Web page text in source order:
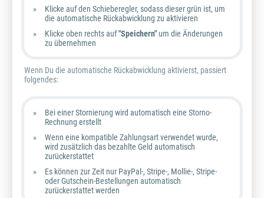
Klicke auf den Schieberegler, sodass dieser grün ist, um
die automatische Rückabwicklung zu aktivieren
Klicke oben rechts auf"Speichern" um die Änderungen
zu übernehmen
Wenn Du die automatische Rückabwicklung aktivierst, passiert
folgendes:
Bei einer Stornierung wird automatisch eine Storno-
Rechnung erstellt
Wenn eine kompatible Zahlungsart verwendet wurde,
wird zusätzlich das bezahlte Geld automatisch
zurückerstattet
Es können zur Zeit nur PayPal-, Stripe-, Mollie-, Stripe-
oder Gutschein-Bestellungen automatisch
zurückerstattet werden